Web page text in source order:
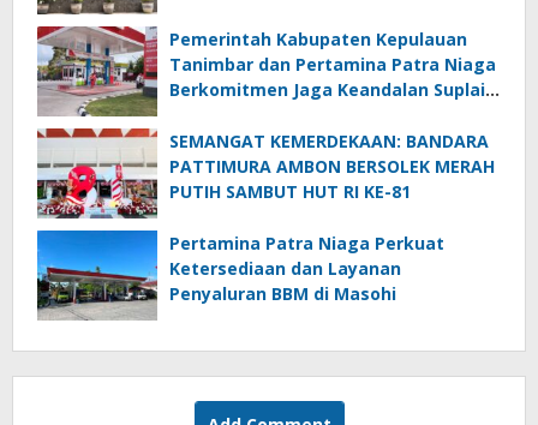
Pemerintah Kabupaten Kepulauan
Tanimbar dan Pertamina Patra Niaga
Berkomitmen Jaga Keandalan Suplai
SEMANGAT KEMERDEKAAN: BANDARA
PATTIMURA AMBON BERSOLEK MERAH
PUTIH SAMBUT HUT RI KE-81
Pertamina Patra Niaga Perkuat
Ketersediaan dan Layanan
Penyaluran BBM di Masohi